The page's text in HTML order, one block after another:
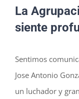
La
siente
Sentimos
Jose Antonio
un luchador y